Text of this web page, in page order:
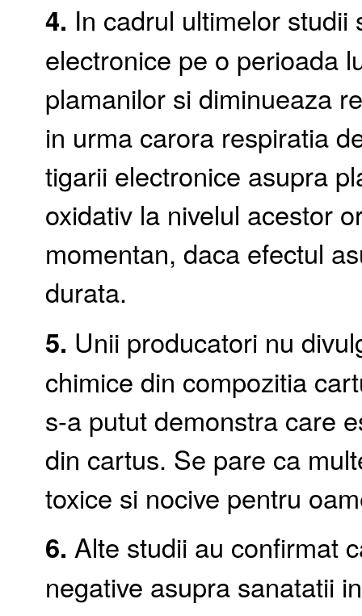
4. In cadrul ultimelor
electronice pe o perioada
plamanilor si diminueaza
in urma carora respiratia
tigarii electronice asupra
oxidativ la nivelul acestor
momentan, daca efectul
durata.
5. Unii producatori nu
chimice din compozitia
s-a putut demonstra care
din cartus. Se pare ca
toxice si nocive pentru
6. Alte studii au confirmat
negative asupra sanatatii